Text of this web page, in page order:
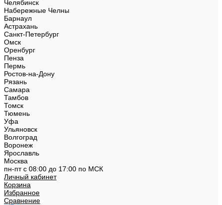
Челябинск
Набережные Челны
Барнаул
Астрахань
Санкт-Петербург
Омск
Оренбург
Пенза
Пермь
Ростов-на-Дону
Рязань
Самара
Тамбов
Томск
Тюмень
Уфа
Ульяновск
Волгоград
Воронеж
Ярославль
Москва
пн-пт с 08:00 до 17:00 по МСК
Личный кабинет
Корзина
Избранное
Сравнение